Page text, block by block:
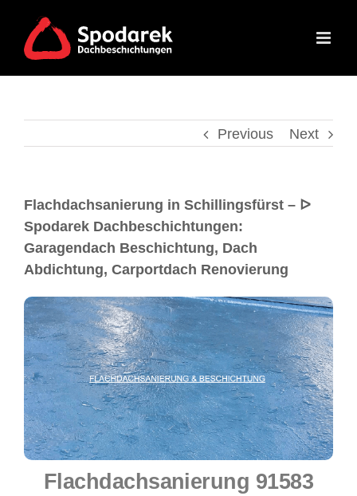
Previous Next
Flachdachsanierung in Schillingsfürst – ᐅ
Spodarek Dachbeschichtungen:
Garagendach Beschichtung, Dach
Abdichtung, Carportdach Renovierung
Flachdachsanierung 91583